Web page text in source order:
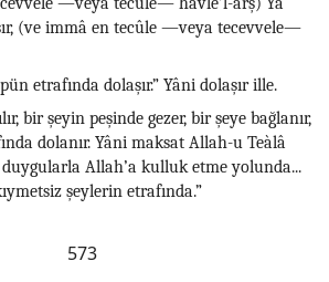
(ve immâ en tecûle —veya tecevvele—
etrafında dolaşır.” Yâni dolaşır ille.
bir şeyin peşinde gezer, bir şeye bağlanır,
dolanır. Yâni maksat Allah-u Teàlâ
Allah’a kulluk etme yolunda...
şeylerin etrafında.”
573